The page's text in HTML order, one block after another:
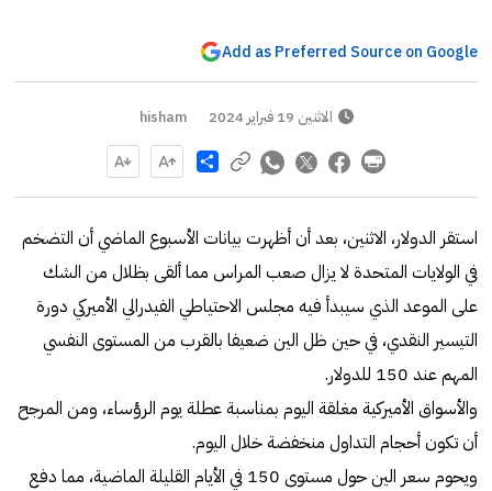
Add as Preferred Source on Google
الاثنين 19 فبراير 2024 hisham
Share
استقر الدولار، الاثنين، بعد أن أظهرت بيانات الأسبوع الماضي أن التضخم
في الولايات المتحدة لا يزال صعب المراس مما ألقى بظلال من الشك
على الموعد الذي سيبدأ فيه مجلس الاحتياطي الفيدرالي الأميركي دورة
التيسير النقدي، في حين ظل الين ضعيفا بالقرب من المستوى النفسي
المهم عند 150 للدولار.
والأسواق الأميركية مغلقة اليوم بمناسبة عطلة يوم الرؤساء، ومن المرجح
أن تكون أحجام التداول منخفضة خلال اليوم.
ويحوم سعر الين حول مستوى 150 في الأيام القليلة الماضية، مما دفع